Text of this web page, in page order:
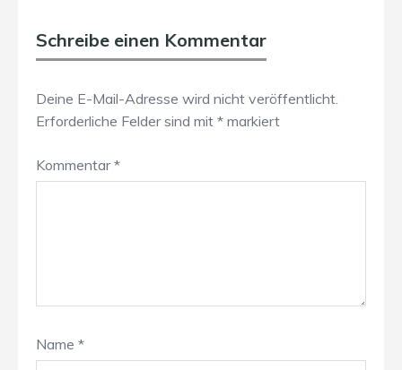
Schreibe einen Kommentar
Deine E-Mail-Adresse wird nicht veröffentlicht.
Erforderliche Felder sind mit * markiert
Kommentar*
Name *